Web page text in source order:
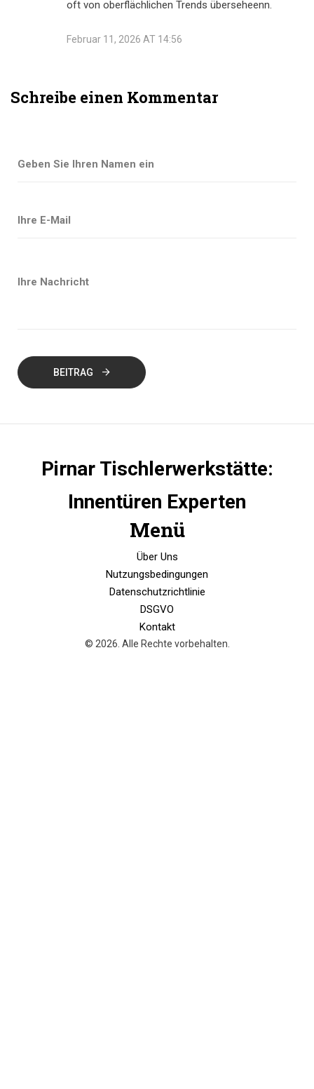
oft von oberflächlichen Trends überseheenn.
Februar 11, 2026 AT 14:56
Schreibe einen Kommentar
BEITRAG
Pirnar Tischlerwerkstätte:
Innentüren Experten
Menü
Über Uns
Nutzungsbedingungen
Datenschutzrichtlinie
DSGVO
Kontakt
© 2026. Alle Rechte vorbehalten.